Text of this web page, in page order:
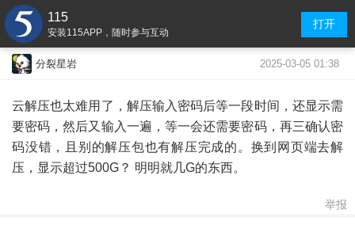
115
安装115APP，随时参与互动
打开
分裂星岩 2025-03-05 01:38
云解压也太难用了，解压输入密码后等一段时间，还显示需
要密码，然后又输入一遍，等一会还需要密码，再三确认密
码没错，且别的解压包也有解压完成的。换到网页端去解
压，显示超过500G？ 明明就几G的东西。
举报